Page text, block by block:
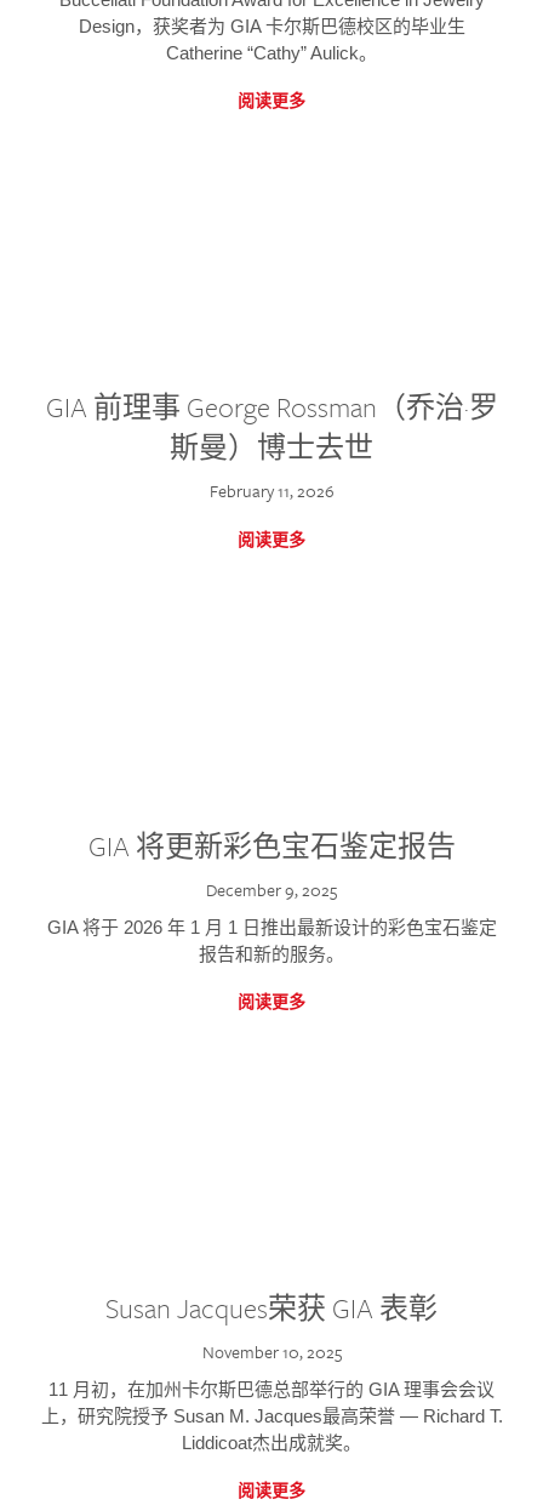
Design，获奖者为 GIA 卡尔斯巴德校区的毕业生
Catherine “Cathy” Aulick。
阅读更多
GIA 前理事 George Rossman（乔治·罗
斯曼）博士去世
February 11, 2026
阅读更多
GIA 将更新彩色宝石鉴定报告
December 9, 2025
GIA 将于 2026 年 1 月 1 日推出最新设计的彩色宝石鉴定
报告和新的服务。
阅读更多
Susan Jacques荣获 GIA 表彰
November 10, 2025
11 月初，在加州卡尔斯巴德总部举行的 GIA 理事会会议
上，研究院授予 Susan M. Jacques最高荣誉 — Richard T.
Liddicoat杰出成就奖。
阅读更多